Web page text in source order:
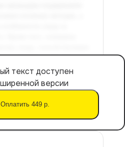
текст доступен
версии
Оплатить 449 р.